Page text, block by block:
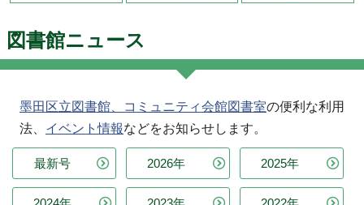
図書館ニュース
墨田区立図書館、コミュニティ会館図書室の便利な利用
法、 イベント情報などをお知らせします。
最新号 2026年 2025年